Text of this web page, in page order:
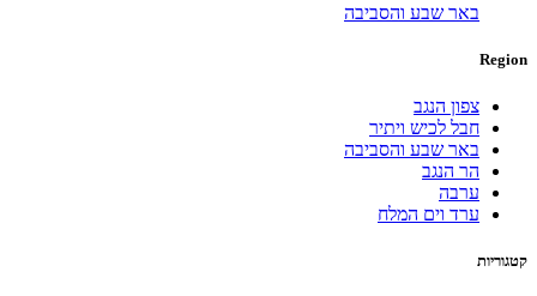
באר שבע והסביבה
Region
צפון הנגב
חבל לכיש ויתיר
באר שבע והסביבה
הר הנגב
ערבה
ערד וים המלח
קטגוריות